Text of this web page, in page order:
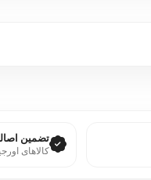
تضمین
کالاهای